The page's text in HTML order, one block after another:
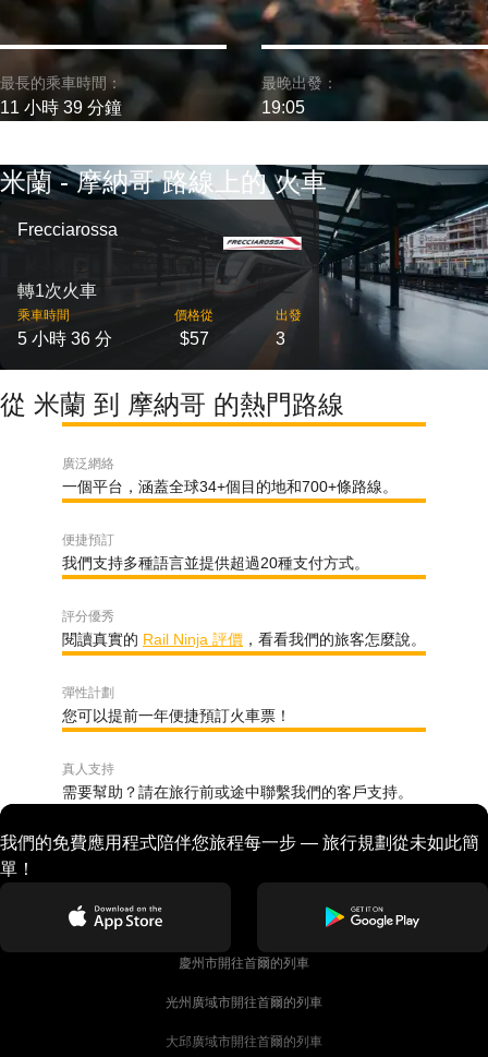
最長的乘車時間：
11 小時 39 分鐘
最晚出發：
19:05
米蘭 - 摩納哥 路線上的 火車
Frecciarossa
轉1次火車
乘車時間
5 小時 36 分
價格從
$57
出發
3
從 米蘭 到 摩納哥 的熱門路線
廣泛網絡
一個平台，涵蓋全球34+個目的地和700+條路線。
便捷預訂
我們支持多種語言並提供超過20種支付方式。
評分優秀
閱讀真實的 Rail Ninja 評價 ，看看我們的旅客怎麼說。
彈性計劃
您可以提前一年便捷預訂火車票！
真人支持
需要幫助？請在旅行前或途中聯繫我們的客戶支持。
我們的免費應用程式陪伴您旅程每一步 — 旅行規劃從未如此簡
單！
慶州市開往首爾的列車
光州廣域市開往首爾的列車
大邱廣域市開往首爾的列車